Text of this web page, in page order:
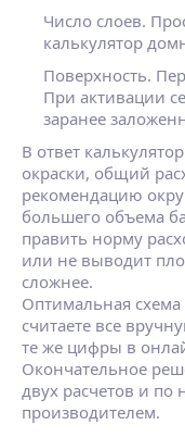
Число слоев.
калькулятор
Поверхность.
При активации
заранее
В ответ
окраски, общий
рекомендацию
большего объема
править норму
или не выводит
сложнее.
Оптимальная схема
считаете все
те же цифры в
Окончательное
двух расчетов и по
производителем.